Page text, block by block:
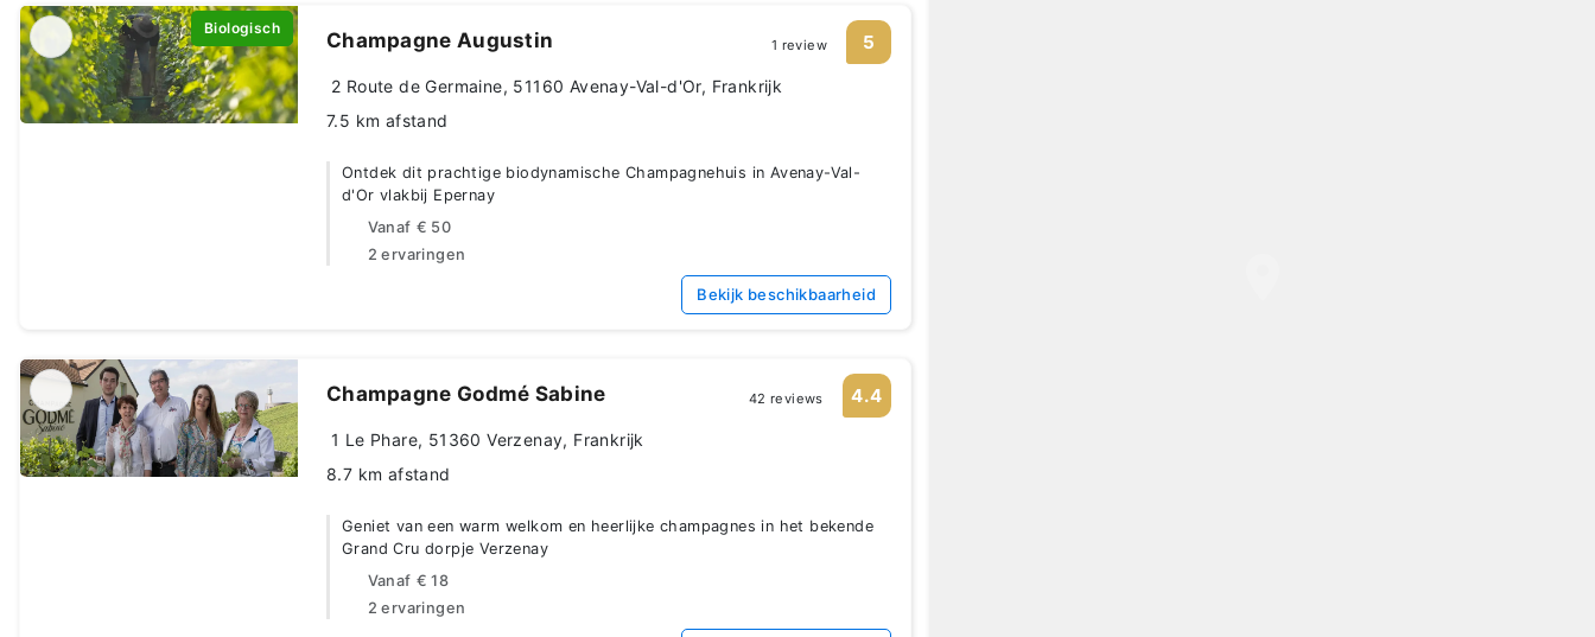
Biologisch Champagne Augustin 1 review 5
2 Route de Germaine, 51160 Avenay-Val-d'Or, Frankrijk
7.5 km afstand
Ontdek dit prachtige biodynamische Champagnehuis in Avenay-Val-
d'Or vlakbij Epernay
Vanaf € 50
2 ervaringen
Bekijk beschikbaarheid
Champagne Godmé Sabine 42 reviews 4.4
1 Le Phare, 51360 Verzenay, Frankrijk
8.7 km afstand
Geniet van een warm welkom en heerlijke champagnes in het bekende
Grand Cru dorpje Verzenay
Vanaf € 18
2 ervaringen